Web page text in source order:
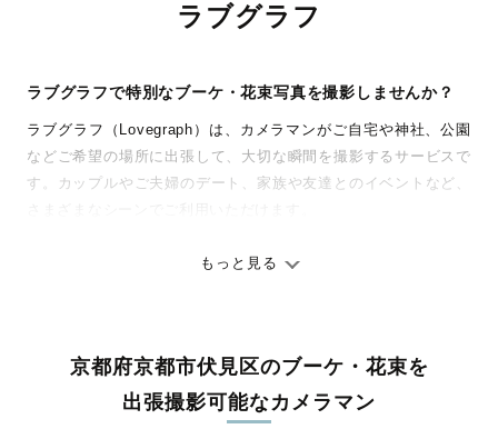
ラブグラフ
ラブグラフで特別なブーケ・花束写真を撮影しませんか？
ラブグラフ（Lovegraph）は、カメラマンがご自宅や神社、公園
などご希望の場所に出張して、大切な瞬間を撮影するサービスで
す。カップルやご夫婦のデート、家族や友達とのイベントなど、
ありのままの空気感を大切に、何十年経っても見返したくなるよ
料金は全国どこでも一律。わかりやすく安心の価格設定です。オ
リジナルの研修と厳正な審査に合格し、撮影技術やホスピタリテ
ィを身につけたプロのカメラマンが全国47都道府県に在籍してい
もっと見る
京都府京都市伏見区のブーケ・花束を
出張撮影可能なカメラマン